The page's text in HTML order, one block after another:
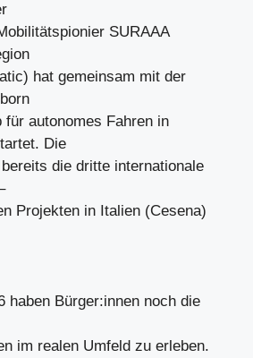
SURAAA
hat gemeinsam mit der
für autonomes Fahren in
Die
die dritte internationale
Projekten in Italien (Cesena)
haben Bürger:innen noch die
im realen Umfeld zu erleben.